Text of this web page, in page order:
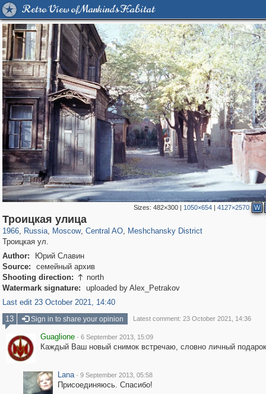
Retro View of Mankind's Habitat
Sizes:482×300 | 1050×654 |4127×2570 W
Троицкая улица
1966, Russia
1,406,485 29,243
, Moscow
319,780 8,286
, Central AO
159,978
, Meshchansky District
Троицкая ул.
Author:
Юрий Славин
Source:
семейный архив
Shooting direction:  north
Watermark signature:
uploaded by Alex_Petrakov
Last edit 23 October 2021, 14:40
13
Sign in to share your opinion Latest comment: 23 October 2021, 14:36
Guaglione · 6 September 2013, 15:09
Каждый Ваш новый снимок встречаю, словно личный
Lana · 9 September 2013, 05:58
Присоединяюсь. Спасибо!